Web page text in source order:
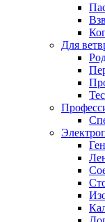
Для